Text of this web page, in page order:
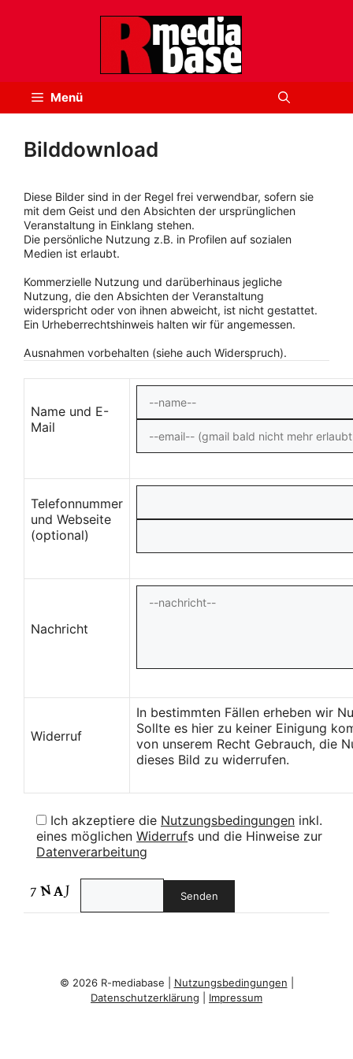
Menü
Bilddownload
Diese Bilder sind in der Regel frei verwendbar, sofern sie
mit dem Geist und den Absichten der ursprünglichen
Veranstaltung in Einklang stehen.
Die persönliche Nutzung z.B. in Profilen auf sozialen
Medien ist erlaubt.
Kommerzielle Nutzung und darüberhinaus jegliche
Nutzung, die den Absichten der Veranstaltung
widerspricht oder von ihnen abweicht, ist nicht gestattet.
Ein Urheberrechtshinweis halten wir für angemessen.
Ausnahmen vorbehalten (siehe auch Widerspruch).
Name und E-
Mail
Telefonnummer
und Webseite
(optional)
Nachricht
Widerruf
In bestimmten Fällen erheben wir
Sollte es hier zu keiner Einigung
von unserem Recht Gebrauch, die
dieses Bild zu widerrufen.
Ich akzeptiere die Nutzungsbedingungen inkl.
eines möglichen Widerrufs und die Hinweise zur
Datenverarbeitung
© 2026 R-mediabase | Nutzungsbedingungen
Datenschutzerklärung
Impressum